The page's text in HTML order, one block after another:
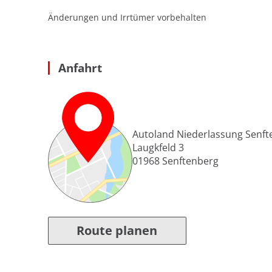
Änderungen und Irrtümer vorbehalten
Anfahrt
Autoland Niederlassung
Laugkfeld 3
01968Senftenberg
Route planen